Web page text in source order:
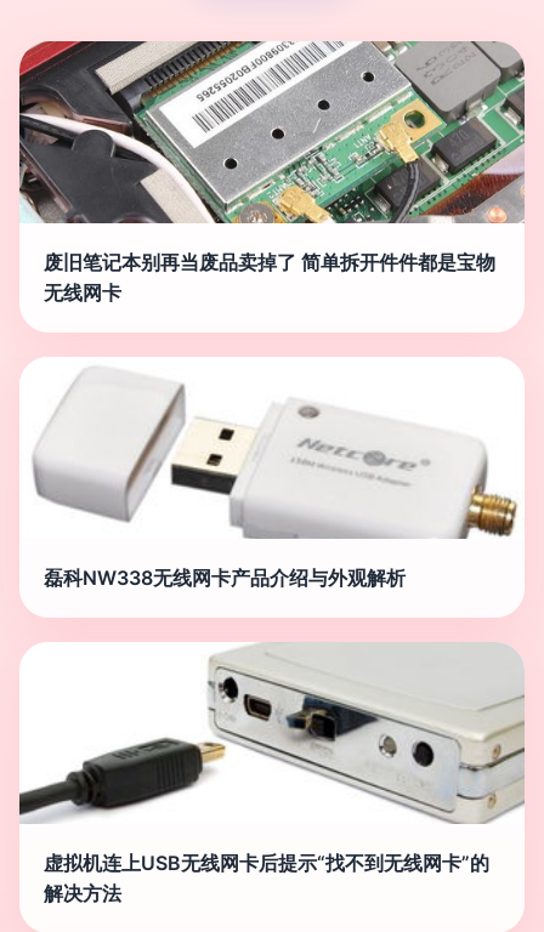
废旧笔记本别再当废品卖掉了 简单拆开件件都是宝物
无线网卡
磊科NW338无线网卡产品介绍与外观解析
虚拟机连上USB无线网卡后提示“找不到无线网卡”的
解决方法